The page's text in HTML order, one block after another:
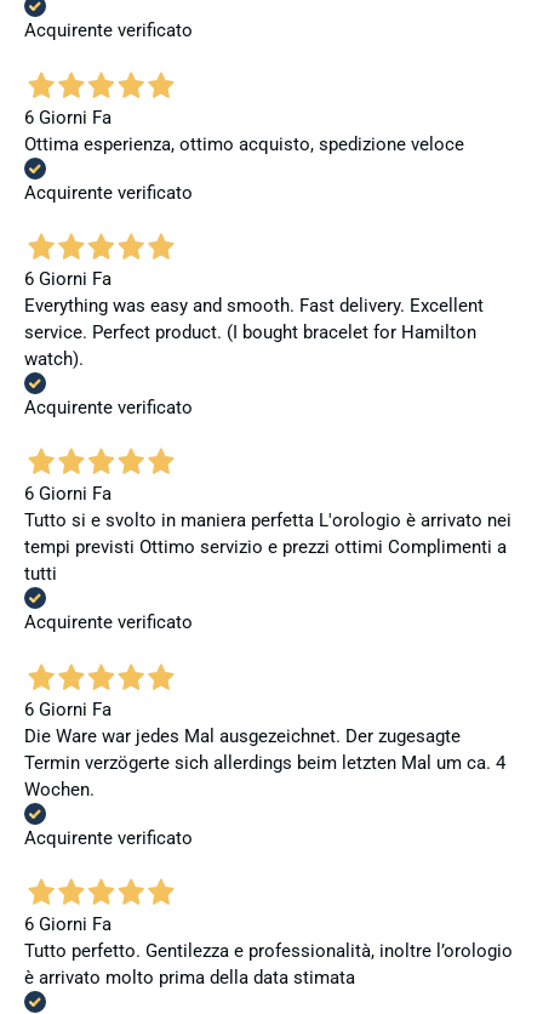
Acquirente verificato
6 Giorni Fa
Ottima esperienza, ottimo acquisto, spedizione veloce
Acquirente verificato
6 Giorni Fa
Everything was easy and smooth. Fast delivery. Excellent
service. Perfect product. (I bought bracelet for Hamilton
watch).
Acquirente verificato
6 Giorni Fa
Tutto si e svolto in maniera perfetta L'orologio è arrivato nei
tempi previsti Ottimo servizio e prezzi ottimi Complimenti a
tutti
Acquirente verificato
6 Giorni Fa
Die Ware war jedes Mal ausgezeichnet. Der zugesagte
Termin verzögerte sich allerdings beim letzten Mal um ca. 4
Wochen.
Acquirente verificato
6 Giorni Fa
Tutto perfetto. Gentilezza e professionalità, inoltre l’orologio
è arrivato molto prima della data stimata